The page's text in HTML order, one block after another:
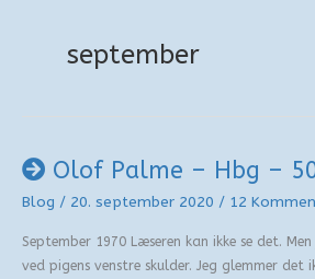
september
Olof Palme – Hbg –
Blog / 20. september 2020 / 12
September 1970 Læseren kan ikke se det.
ved pigens venstre skulder. Jeg glemmer det